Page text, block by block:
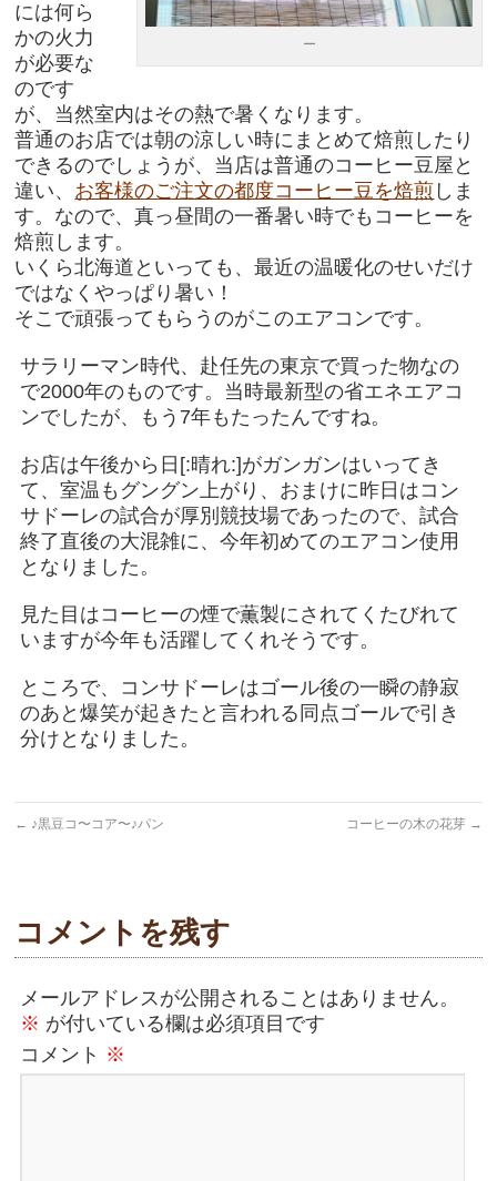
ー
には何ら
かの火力
が必要な
のです
が、当然室内はその熱で暑くなります。
普通のお店では朝の涼しい時にまとめて焙煎したり
できるのでしょうが、当店は普通のコーヒー豆屋と
違い、 お客様のご注文の都度コーヒー豆を焙煎 しま
す。なので、真っ昼間の一番暑い時でもコーヒーを
焙煎します。
いくら北海道といっても、最近の温暖化のせいだけ
ではなくやっぱり暑い！
そこで頑張ってもらうのがこのエアコンです。
サラリーマン時代、赴任先の東京で買った物なの
で2000年のものです。当時最新型の省エネエアコ
ンでしたが、もう7年もたったんですね。
お店は午後から日[:晴れ:]がガンガンはいってき
て、室温もグングン上がり、おまけに昨日はコン
サドーレの試合が厚別競技場であったので、試合
終了直後の大混雑に、今年初めてのエアコン使用
となりました。
見た目はコーヒーの煙で薫製にされてくたびれて
いますが今年も活躍してくれそうです。
ところで、コンサドーレはゴール後の一瞬の静寂
のあと爆笑が起きたと言われる同点ゴールで引き
分けとなりました。
← ♪黒豆コ〜コア〜♪パン コーヒーの木の花芽 →
コメントを残す
メールアドレスが公開されることはありません。
※ が付いている欄は必須項目です
コメント ※